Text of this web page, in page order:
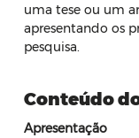
uma tese ou um
apresentando os
pesquisa.
Conteúdo
Apresentação